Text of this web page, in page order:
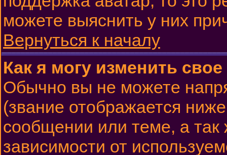
можете выяснить у них
Вернуться к началу
Как я могу изменить
Обычно вы не можете
(звание отображается
сообщении или теме, а
зависимости от